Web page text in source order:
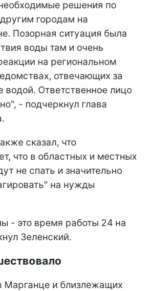
решения по
городам на
Позорная ситуация была
воды там и очень
на региональном
отвечающих за
водой. Ответственное лицо
- подчеркнул глава
сказал, что
что в областных и местных
не спать и значительно
на нужды
- это время работы 24 на
Зеленский.
Марганце и близлежащих